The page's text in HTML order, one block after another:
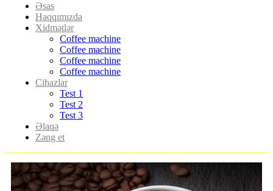
Əsas
Haqqımızda
Xidmətlər
Coffee machine
Coffee machine
Coffee machine
Coffee machine
Cihazlar
Test 1
Test 2
Test 3
Əlaqə
Zəng et